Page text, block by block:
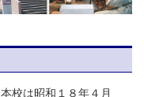
本校は昭和１８年４月